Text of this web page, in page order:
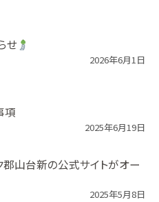
せ
2026年6月1日
項
2025年6月19日
郡山台新の公式サイトがオー
2025年5月8日